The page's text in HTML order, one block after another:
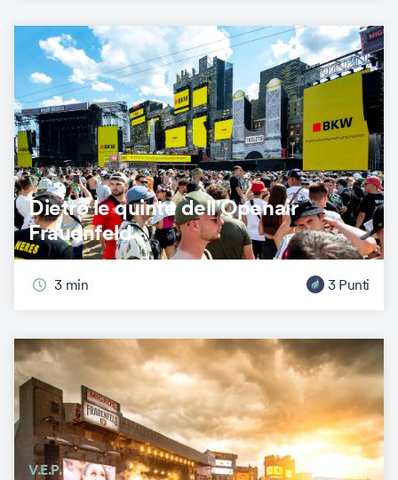
V.E.P.
Dietro le quinte dell'Openair
Frauenfeld
3 min 3 Punti
V.E.P.